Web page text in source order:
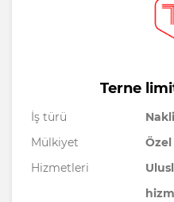
Terne
İş türü
Mülkiyet
Özel
Hizmetleri